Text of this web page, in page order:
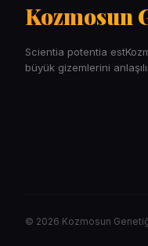
Kozmosun
Scientia potentia
büyük gizemlerini
© 2026 Kozmosun